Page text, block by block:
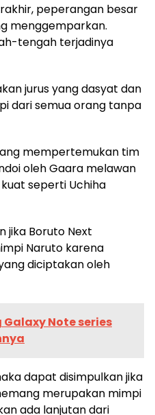
peperangan besar
menggemparkan.
tengah terjadinya
jurus yang dasyat dan
dari semua orang tanpa
mempertemukan tim
oleh Gaara melawan
seperti Uchiha
jika Boruto Next
Naruto karena
diciptakan oleh
Galaxy Note series
dapat disimpulkan jika
merupakan mimpi
ada lanjutan dari